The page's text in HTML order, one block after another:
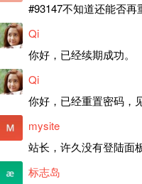
#93147不知道还能否
Qi
你好，已经续期成功。
Qi
你好，已经重置密码，
mysite
标志岛